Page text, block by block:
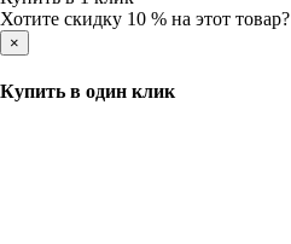
Хотите скидку 10 % на этот товар?
×
Купить в один клик